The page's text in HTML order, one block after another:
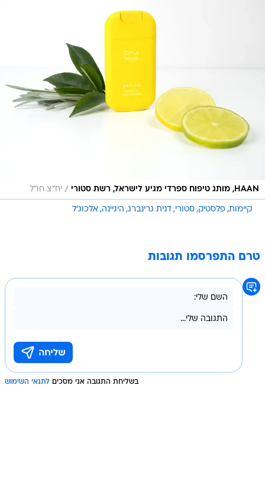
HAAN, מותג טיפוח ספרדי מגיע לישראל, רשת סטורי / יח"צ חו"ל
קיימות פלסטיק סטורי דנית גרינברג היגיינה אלכוג'ל
טרם התפרסמו תגובות
בשליחת התגובה אני מסכים לתנאי השימוש